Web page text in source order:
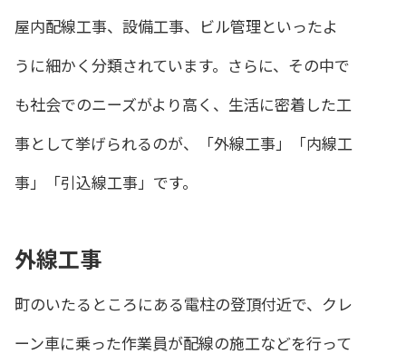
屋内配線工事、設備工事、ビル管理といったよ
うに細かく分類されています。さらに、その中で
も社会でのニーズがより高く、生活に密着した工
事として挙げられるのが、「外線工事」「内線工
事」「引込線工事」です。
外線工事
町のいたるところにある電柱の登頂付近で、クレ
ーン車に乗った作業員が配線の施工などを行って